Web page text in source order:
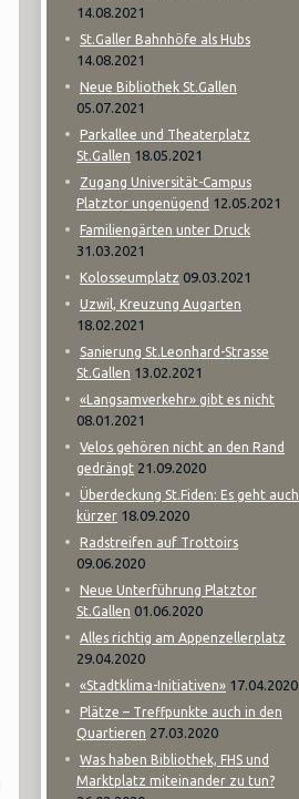
14.08.2021
St.Galler Bahnhöfe als Hubs
14.08.2021
Neue Bibliothek St.Gallen
05.07.2021
Parkallee und Theaterplatz
St.Gallen 18.05.2021
Zugang Universität-Campus
Platztor ungenügend 12.05.2021
Familiengärten unter Druck
31.03.2021
Kolosseumplatz 09.03.2021
Uzwil, Kreuzung Augarten
18.02.2021
Sanierung St.Leonhard-Strasse
St.Gallen 13.02.2021
«Langsamverkehr» gibt es nicht
08.01.2021
Velos gehören nicht an den Rand
gedrängt 21.09.2020
Überdeckung St.Fiden: Es geht auch
kürzer 18.09.2020
Radstreifen auf Trottoirs
09.06.2020
Neue Unterführung Platztor
St.Gallen 01.06.2020
Alles richtig am Appenzellerplatz
29.04.2020
«Stadtklima-Initiativen» 17.04.2020
Plätze – Treffpunkte auch in den
Quartieren 27.03.2020
Was haben Bibliothek, FHS und
Marktplatz miteinander zu tun?